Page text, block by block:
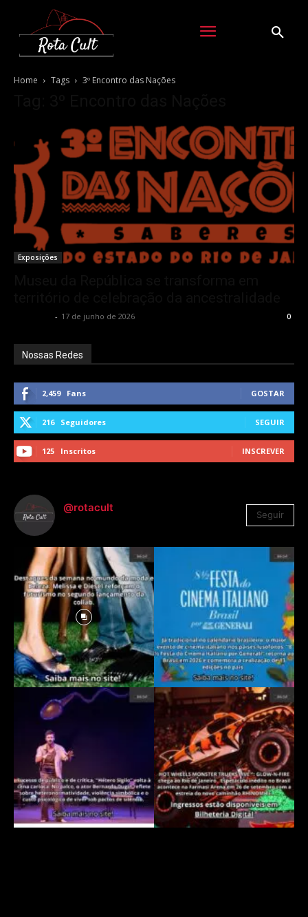
Home Tags 3º Encontro das Nações
Exposições
- 17 de junho de 2026 0
Nossas Redes
2,459 Fans GOSTAR
216 Seguidores SEGUIR
125 Inscritos INSCREVER
@rotacult
Seguir